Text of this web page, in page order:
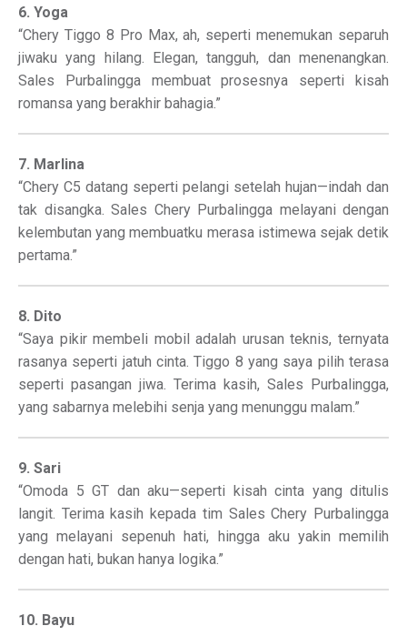
6. Yoga
“Chery Tiggo 8 Pro Max, ah, seperti menemukan separuh
jiwaku yang hilang. Elegan, tangguh, dan menenangkan.
Sales Purbalingga membuat prosesnya seperti kisah
romansa yang berakhir bahagia.”
7. Marlina
“Chery C5 datang seperti pelangi setelah hujan—indah dan
tak disangka. Sales Chery Purbalingga melayani dengan
kelembutan yang membuatku merasa istimewa sejak detik
pertama.”
8. Dito
“Saya pikir membeli mobil adalah urusan teknis, ternyata
rasanya seperti jatuh cinta. Tiggo 8 yang saya pilih terasa
seperti pasangan jiwa. Terima kasih, Sales Purbalingga,
yang sabarnya melebihi senja yang menunggu malam.”
9. Sari
“Omoda 5 GT dan aku—seperti kisah cinta yang ditulis
langit. Terima kasih kepada tim Sales Chery Purbalingga
yang melayani sepenuh hati, hingga aku yakin memilih
dengan hati, bukan hanya logika.”
10. Bayu